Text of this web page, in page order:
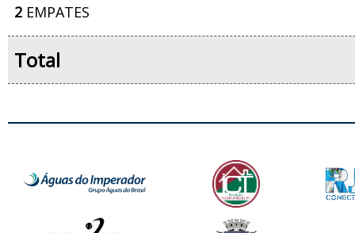
2 EMPATES
Total